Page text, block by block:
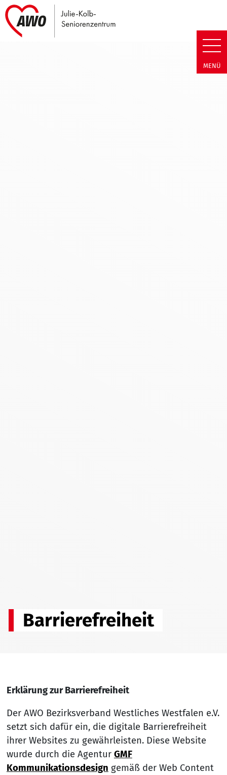
Julie-Kolb-Seniorenzentrum |
MENÜ
Barrierefreiheit
Erklärung zur Barrierefreiheit
Der AWO Bezirksverband Westliches Westfalen e.V.
setzt sich dafür ein, die digitale Barrierefreiheit
ihrer Websites zu gewährleisten. Diese Website
wurde durch die Agentur GMF
Kommunikationsdesign gemäß der Web Content